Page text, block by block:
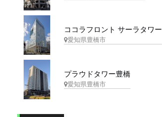
ココラフロント サーラタワー
愛知県豊橋市
プラウドタワー豊橋
愛知県豊橋市